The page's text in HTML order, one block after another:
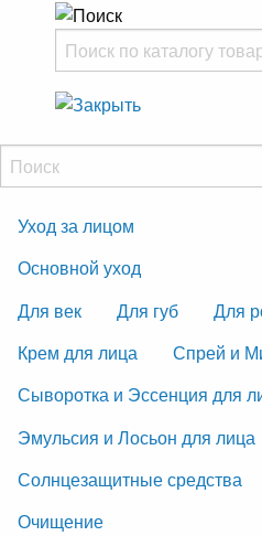
Уход за лицом
Основной уход
Для век
Для губ
Для
Крем для лица
Спрей и
Сыворотка и Эссенция для
Эмульсия и Лосьон для лица
Солнцезащитные средства
Очищение